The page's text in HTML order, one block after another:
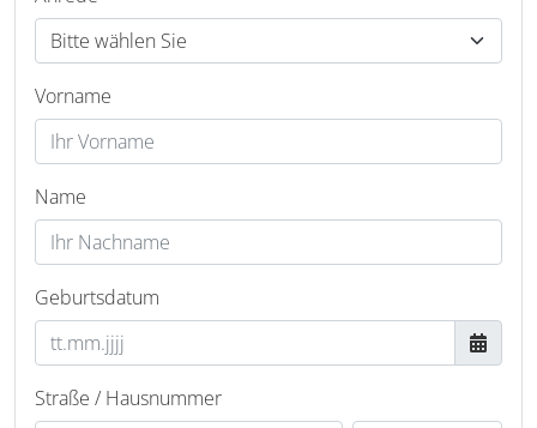
Vorname
Name
Geburtsdatum
Straße / Hausnummer